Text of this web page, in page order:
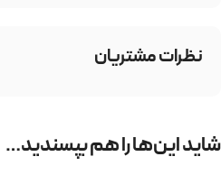
نظرات مشتریان
شاید این‌ها را هم بپسندید…